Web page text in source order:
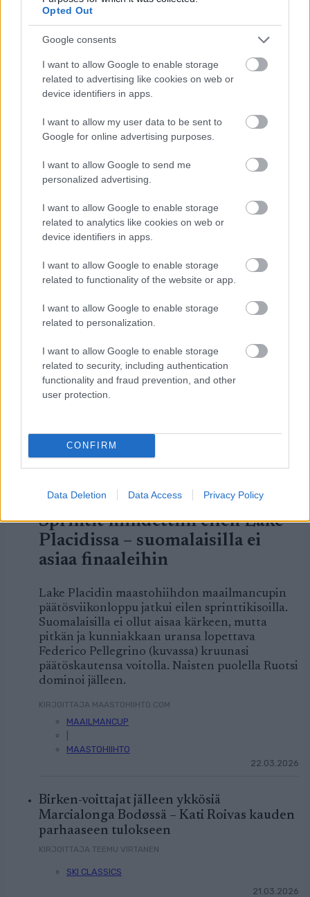
Opted Out
Google consents
I want to allow Google to enable storage
related to advertising like cookies on web or
device identifiers in apps.
I want to allow my user data to be sent to
Google for online advertising purposes.
I want to allow Google to send me
personalized advertising.
I want to allow Google to enable storage
related to analytics like cookies on web or
device identifiers in apps.
I want to allow Google to enable storage
related to functionality of the website or app.
I want to allow Google to enable storage
related to personalization.
I want to allow Google to enable storage
related to security, including authentication
functionality and fraud prevention, and other
user protection.
CONFIRM
Data Deletion Data Access Privacy Policy
Tilaa uutiskirjeemme
LISÄÄ ARTIKKELEITA
Kuva: Thibaut/NordicFocus
Sprintit hiihdettiin eilen Lake
Placidissa – suomalaisilla ei
asiaa finaaleihin
Lake Placidin maastohiihdon maailmancupin
päätösviikonloppu jatkui eilen sprinttikisoilla.
Suomalaisilla ei ollut aisaa kärkeen, mutta
pitkän ja kunniakkaan uransa lopettava
Federico Pellegrino (kuvassa) kruunasi
päätöskautensa voitolla. Naisten puolella Ruotsi
dominoi jälleen.
KIRJOITTAJA MAASTOHIIHTO.COM
MAAILMANCUP
MAASTOHIIHTO
22.03.2026
Birken-voittajat jälleen ykkösiä
Marcialonga Bodøssä – Kati Roivas kauden
parhaaseen tulokseen
KIRJOITTAJA TEEMU VIRTANEN
SKI CLASSICS
21.03.2026